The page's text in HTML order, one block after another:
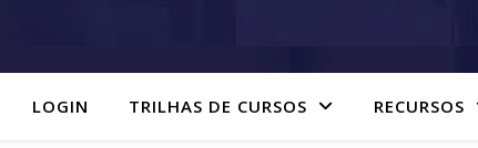
LOGIN TRILHAS DE CURSOS RECURSOS